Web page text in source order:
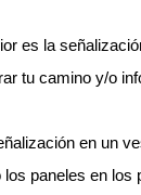
es la
tu camino y/o
en un
paneles en los